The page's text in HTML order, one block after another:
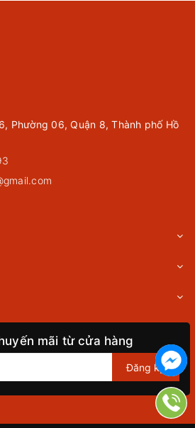
Phường 06, Quận 8, Thành phố Hồ
mãi từ cửa hàng
Đăng ký